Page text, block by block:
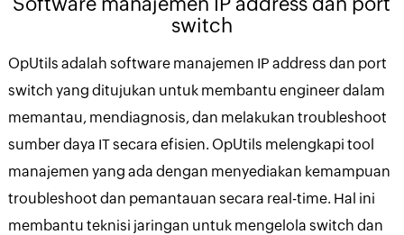
switch
OpUtils adalah software manajemen IP address dan port
switch yang ditujukan untuk membantu engineer dalam
memantau, mendiagnosis, dan melakukan troubleshoot
sumber daya IT secara efisien. OpUtils melengkapi tool
manajemen yang ada dengan menyediakan kemampuan
troubleshoot dan pemantauan secara real-time. Hal ini
membantu teknisi jaringan untuk mengelola switch dan